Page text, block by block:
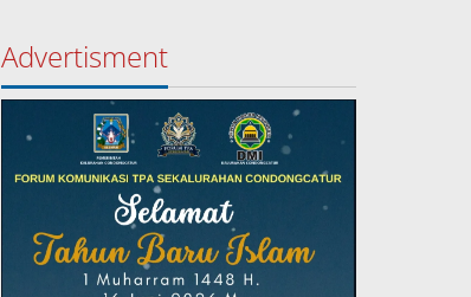
Advertisment